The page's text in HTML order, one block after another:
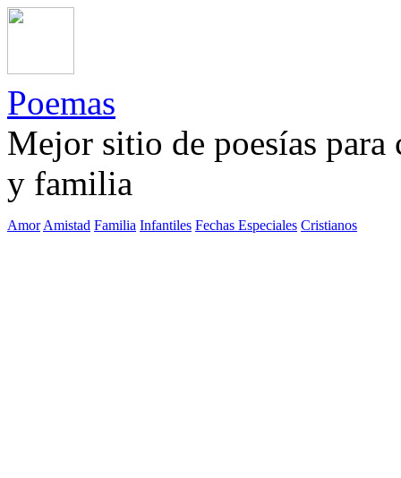
Poemas
Mejor sitio de poesías
y familia
Amor Amistad Familia Infantiles Fechas Especiales Cristianos